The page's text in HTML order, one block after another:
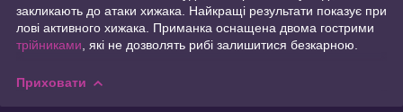
закликають до атаки хижака. Найкращі результати показує при
лові активного хижака. Приманка оснащена двома гострими
трійниками , які не дозволять рибі залишитися безкарною.
Приховати